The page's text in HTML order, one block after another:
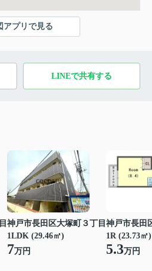
アプリで見る
LINEで共有する
神戸市長田区大塚町３丁目
1LDK (29.46㎡)
7万円
神戸市長田
1R (23.73㎡)
5.3万円